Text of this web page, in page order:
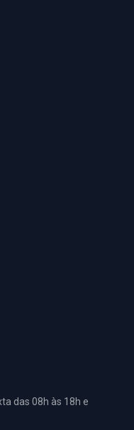
das 08h às 18h e